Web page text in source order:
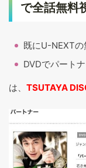
で全話無料
既にU-NEXT
DVDでパート
は、 TSUTAYA